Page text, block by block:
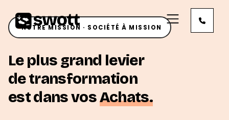
NOTRE MISSION · SOCIÉTÉ À MISSION
Le plus grand levier
de transformation
est dans vosAchats.